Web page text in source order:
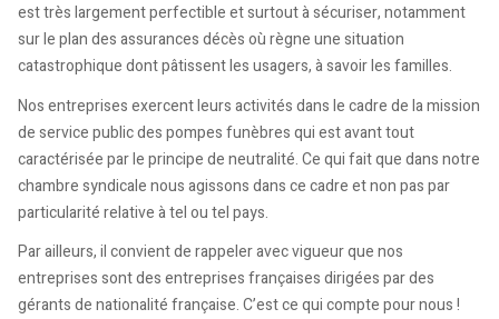
est très largement perfectible et surtout à sécuriser, notamment
sur le plan des assurances décès où règne une situation
catastrophique dont pâtissent les usagers, à savoir les familles.
Nos entreprises exercent leurs activités dans le cadre de la mission
de service public des pompes funèbres qui est avant tout
caractérisée par le principe de neutralité. Ce qui fait que dans notre
chambre syndicale nous agissons dans ce cadre et non pas par
particularité relative à tel ou tel pays.
Par ailleurs, il convient de rappeler avec vigueur que nos
entreprises sont des entreprises françaises dirigées par des
gérants de nationalité française. C’est ce qui compte pour nous !